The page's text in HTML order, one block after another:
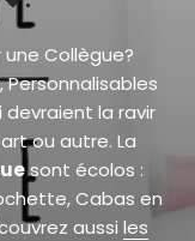
Collègue?
Personnalisables
devraient la ravir
ou autre. La
sont écolos :
Cabas en
aussi les